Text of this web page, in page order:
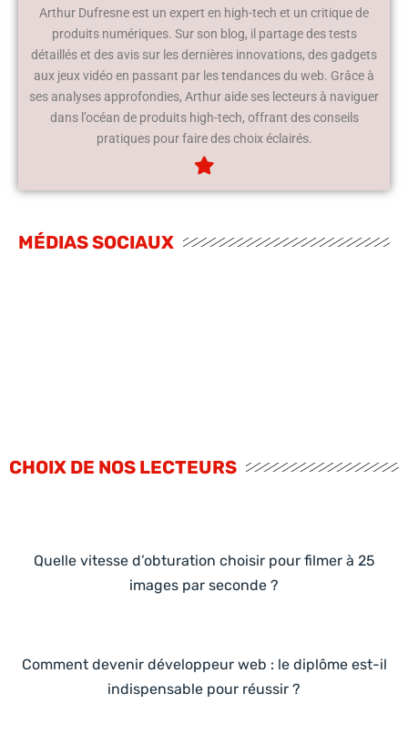
Arthur Dufresne est un expert en high-tech et un critique de
produits numériques. Sur son blog, il partage des tests
détaillés et des avis sur les dernières innovations, des gadgets
aux jeux vidéo en passant par les tendances du web. Grâce à
ses analyses approfondies, Arthur aide ses lecteurs à naviguer
dans l’océan de produits high-tech, offrant des conseils
pratiques pour faire des choix éclairés.
MÉDIAS SOCIAUX
CHOIX DE NOS LECTEURS
Quelle vitesse d’obturation choisir pour filmer à 25
images par seconde ?
Comment devenir développeur web : le diplôme est-il
indispensable pour réussir ?